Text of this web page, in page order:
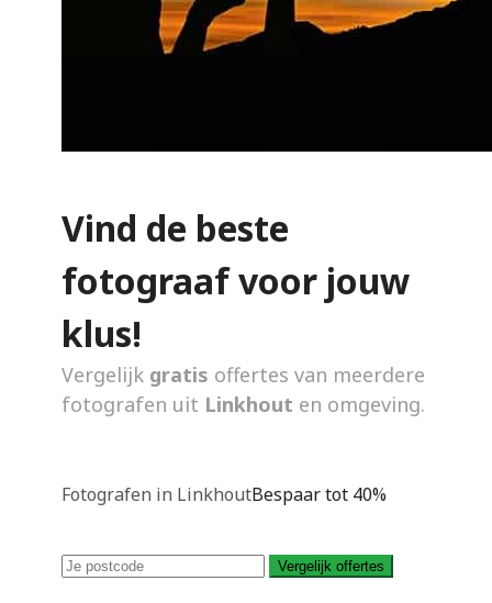
Vind de beste
fotograaf voor jouw
klus!
Vergelijk gratis offertes van meerdere
fotografen uit Linkhout en omgeving.
Fotografen in LinkhoutBespaar tot 40%
Vergelijk offertes